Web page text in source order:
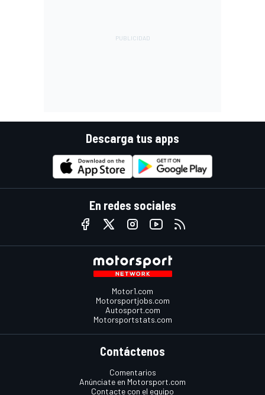
Descarga tus apps
En redes sociales
Motor1.com
Motorsportjobs.com
Autosport.com
Motorsportstats.com
Contáctenos
Comentarios
Anúnciate en Motorsport.com
Contacte con el equipo